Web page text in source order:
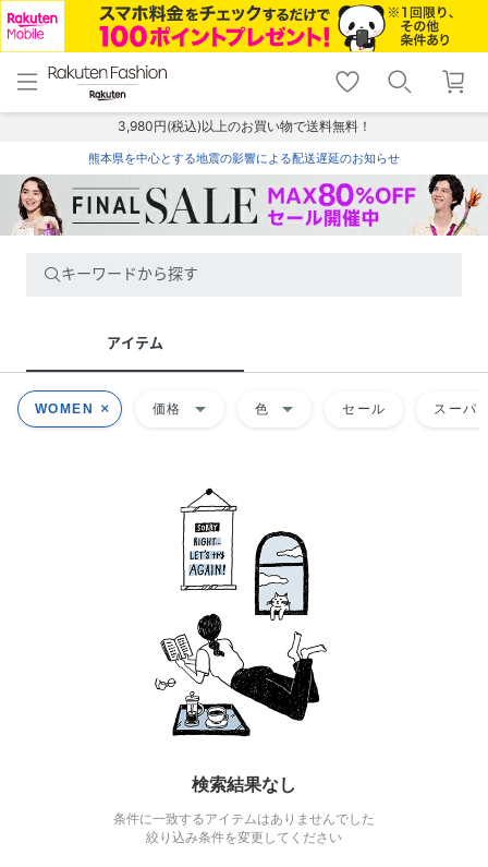
menu home
トップ
shopping_cart lock_outline
ログイン
3,980円(税込)以上のお買い物で送料無料！
熊本県を中心とする地震の影響による配送遅延のお知らせ
キーワードから探す
アイテム
WOMEN 価格 arrow_drop_down 色 arrow_drop_down セール スーパ
検索結果なし
条件に一致するアイテムはありませんでした
絞り込み条件を変更してください